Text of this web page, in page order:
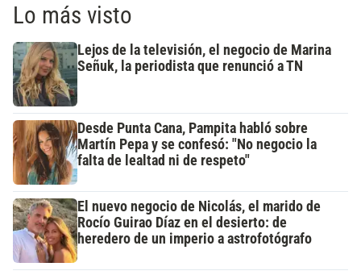
Lo más visto
Lejos de la televisión, el negocio de Marina
Señuk, la periodista que renunció a TN
Desde Punta Cana, Pampita habló sobre
Martín Pepa y se confesó: "No negocio la
falta de lealtad ni de respeto"
El nuevo negocio de Nicolás, el marido de
Rocío Guirao Díaz en el desierto: de
heredero de un imperio a astrofotógrafo